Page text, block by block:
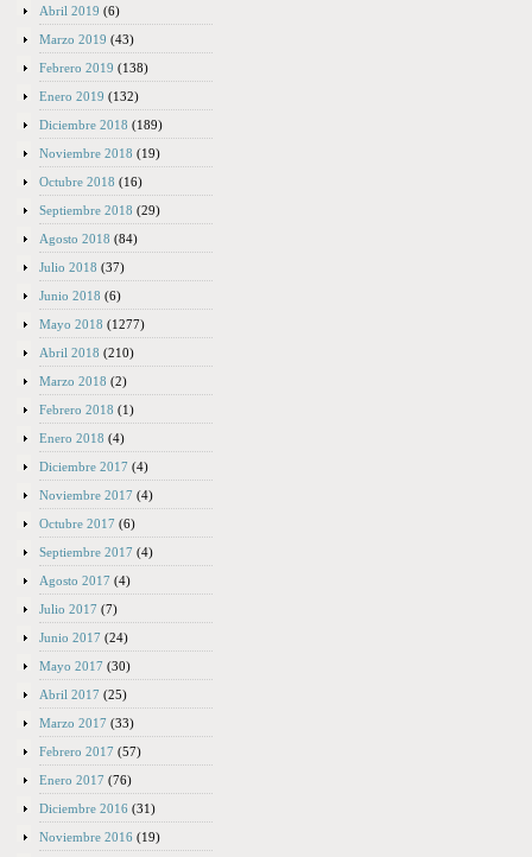
Abril 2019 (6)
Marzo 2019 (43)
Febrero 2019 (138)
Enero 2019 (132)
Diciembre 2018 (189)
Noviembre 2018 (19)
Octubre 2018 (16)
Septiembre 2018 (29)
Agosto 2018 (84)
Julio 2018 (37)
Junio 2018 (6)
Mayo 2018 (1277)
Abril 2018 (210)
Marzo 2018 (2)
Febrero 2018 (1)
Enero 2018 (4)
Diciembre 2017 (4)
Noviembre 2017 (4)
Octubre 2017 (6)
Septiembre 2017 (4)
Agosto 2017 (4)
Julio 2017 (7)
Junio 2017 (24)
Mayo 2017 (30)
Abril 2017 (25)
Marzo 2017 (33)
Febrero 2017 (57)
Enero 2017 (76)
Diciembre 2016 (31)
Noviembre 2016 (19)